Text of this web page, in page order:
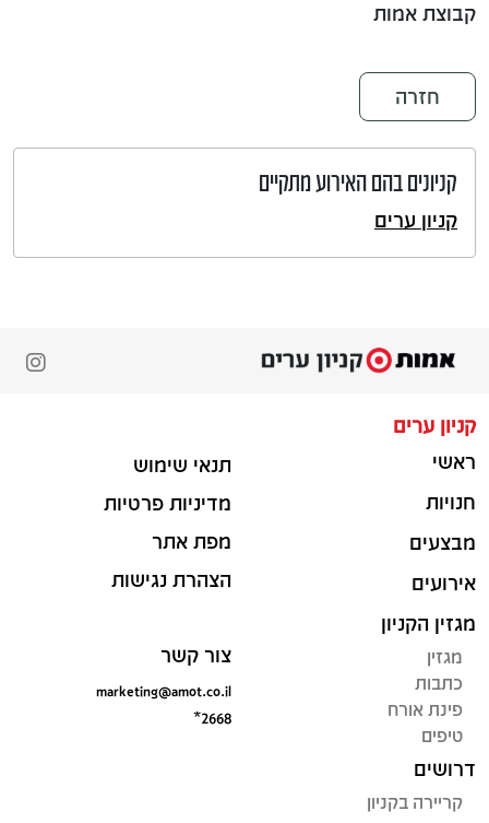
קבוצת אמות
חזרה
קניונים בהם האירוע מתקיים
קניון ערים
קניון ערים
ראשי
חנויות
מבצעים
אירועים
מגזין הקניון
מגזין
כתבות
פינת אורח
טיפים
דרושים
קריירה בקניון
תנאי שימוש
מדיניות פרטיות
מפת אתר
הצהרת נגישות
צור קשר
marketing@amot.co.il
*2668